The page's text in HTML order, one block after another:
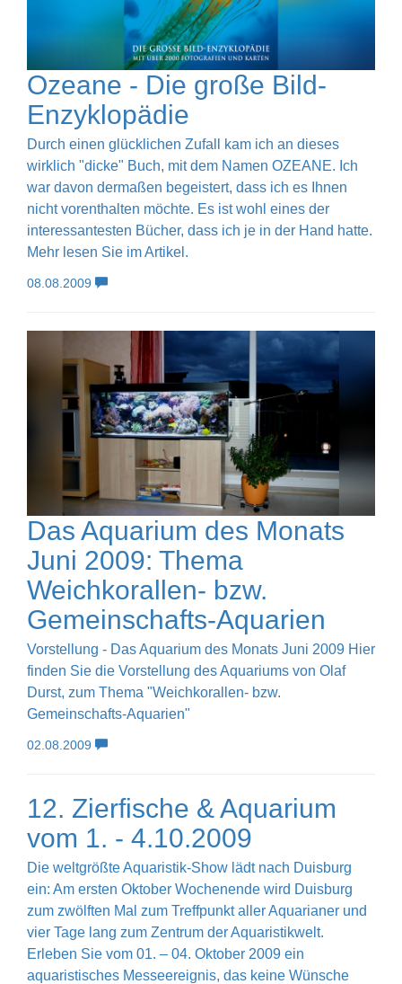
Ozeane - Die große Bild-
Enzyklopädie
Durch einen glücklichen Zufall kam ich an dieses
wirklich "dicke" Buch, mit dem Namen OZEANE. Ich
war davon dermaßen begeistert, dass ich es Ihnen
nicht vorenthalten möchte. Es ist wohl eines der
interessantesten Bücher, dass ich je in der Hand hatte.
Mehr lesen Sie im Artikel.
08.08.2009
Das Aquarium des Monats
Juni 2009: Thema
Weichkorallen- bzw.
Gemeinschafts-Aquarien
Vorstellung - Das Aquarium des Monats Juni 2009 Hier
finden Sie die Vorstellung des Aquariums von Olaf
Durst, zum Thema "Weichkorallen- bzw.
Gemeinschafts-Aquarien"
02.08.2009
12. Zierfische & Aquarium
vom 1. - 4.10.2009
Die weltgrößte Aquaristik-Show lädt nach Duisburg
ein: Am ersten Oktober Wochenende wird Duisburg
zum zwölften Mal zum Treffpunkt aller Aquarianer und
vier Tage lang zum Zentrum der Aquaristikwelt.
Erleben Sie vom 01. – 04. Oktober 2009 ein
aquaristisches Messeereignis, das keine Wünsche